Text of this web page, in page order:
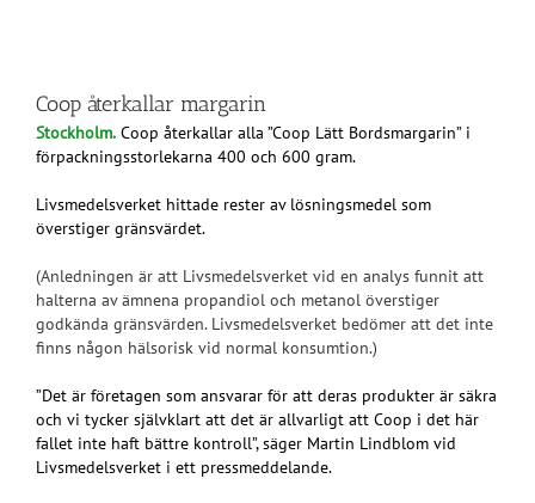
Coop återkallar margarin
Stockholm. Coop återkallar alla ”Coop Lätt Bordsmargarin” i
förpackningsstorlekarna 400 och 600 gram.
Livsmedelsverket hittade rester av lösningsmedel som
överstiger gränsvärdet.
(Anledningen är att Livsmedelsverket vid en analys funnit att
halterna av ämnena propandiol och metanol överstiger
godkända gränsvärden. Livsmedelsverket bedömer att det inte
finns någon hälsorisk vid normal konsumtion.)
”Det är företagen som ansvarar för att deras produkter är säkra
och vi tycker självklart att det är allvarligt att Coop i det här
fallet inte haft bättre kontroll”, säger Martin Lindblom vid
Livsmedelsverket i ett pressmeddelande.